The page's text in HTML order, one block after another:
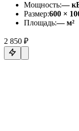
Мощность:—
Размер:600 ×
Площадь:— м²
2 850 ₽